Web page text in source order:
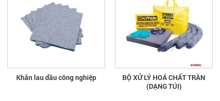
Khăn lau dầu công nghiệp
BỘ XỬ LÝ HOÁ CHẤT TRÀN
(DẠNG TÚI)